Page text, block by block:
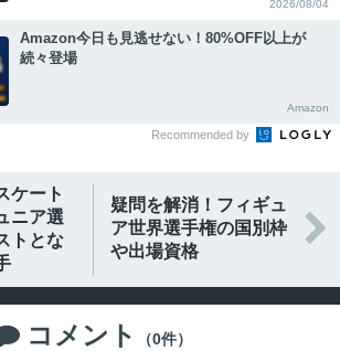
2026/08/04
Amazon今日も見逃せない！80%OFF以上が
続々登場
Amazon
Recommended by
ケート
ニア選
トとな
疑問を解消！フィギュ
ア世界選手権の国別枠
や出場資格

コメント
（0件）